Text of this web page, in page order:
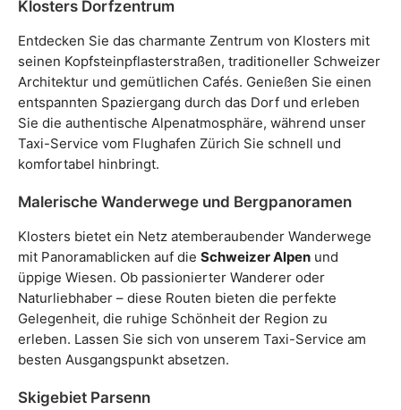
Klosters Dorfzentrum
Entdecken Sie das charmante Zentrum von Klosters mit
seinen Kopfsteinpflasterstraßen, traditioneller Schweizer
Architektur und gemütlichen Cafés. Genießen Sie einen
entspannten Spaziergang durch das Dorf und erleben
Sie die authentische Alpenatmosphäre, während unser
Taxi-Service vom Flughafen Zürich Sie schnell und
komfortabel hinbringt.
Malerische Wanderwege und Bergpanoramen
Klosters bietet ein Netz atemberaubender Wanderwege
mit Panoramablicken auf die Schweizer Alpen und
üppige Wiesen. Ob passionierter Wanderer oder
Naturliebhaber – diese Routen bieten die perfekte
Gelegenheit, die ruhige Schönheit der Region zu
erleben. Lassen Sie sich von unserem Taxi-Service am
besten Ausgangspunkt absetzen.
Skigebiet Parsenn